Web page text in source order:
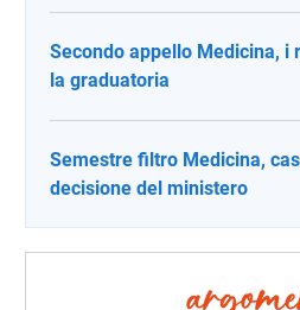
Secondo appello Medicina, i
la graduatoria
Semestre filtro Medicina,
decisione del ministero